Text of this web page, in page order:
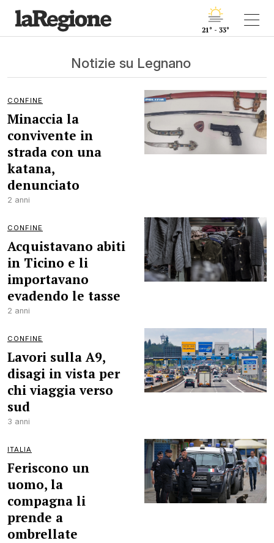
21° - 33°
Notizie su Legnano
CONFINE
Minaccia la
convivente in
strada con una
katana,
denunciato
2 anni
CONFINE
Acquistavano abiti
in Ticino e li
importavano
evadendo le tasse
2 anni
CONFINE
Lavori sulla A9,
disagi in vista per
chi viaggia verso
sud
3 anni
ITALIA
Feriscono un
uomo, la
compagna li
prende a
ombrellate